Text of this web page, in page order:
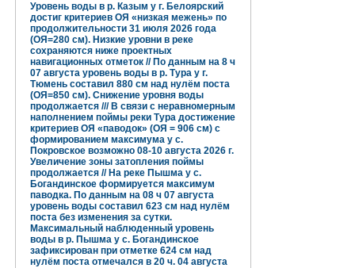
Уровень воды в р. Казым у г. Белоярский
достиг критериев ОЯ «низкая межень» по
продолжительности 31 июля 2026 года
(ОЯ=280 см). Низкие уровни в реке
сохраняются ниже проектных
навигационных отметок // По данным на 8 ч
07 августа уровень воды в р. Тура у г.
Тюмень составил 880 см над нулём поста
(ОЯ=850 см). Снижение уровня воды
продолжается /// В связи с неравномерным
наполнением поймы реки Тура достижение
критериев ОЯ «паводок» (ОЯ = 906 см) с
формированием максимума у с.
Покровское возможно 08-10 августа 2026 г.
Увеличение зоны затопления поймы
продолжается // На реке Пышма у с.
Богандинское формируется максимум
паводка. По данным на 08 ч 07 августа
уровень воды составил 623 см над нулём
поста без изменения за сутки.
Максимальный наблюденный уровень
воды в р. Пышма у с. Богандинское
зафиксирован при отметке 624 см над
нулём поста отмечался в 20 ч. 04 августа